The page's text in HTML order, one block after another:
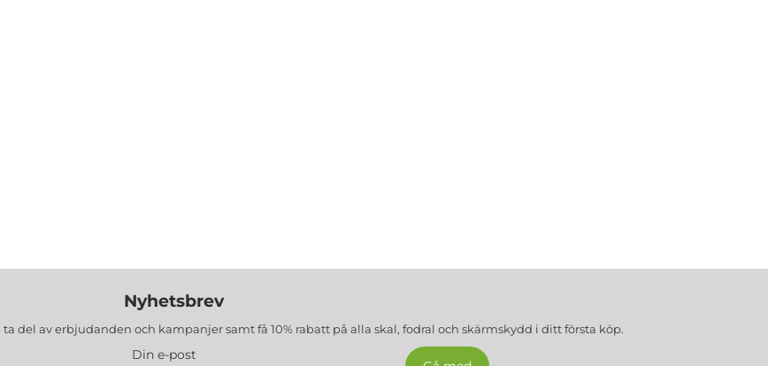
Nyhetsbrev
del av erbjudanden och kampanjer samt få 10% rabatt på alla skal, fodral och skärmskydd i ditt första köp.
Din e-post